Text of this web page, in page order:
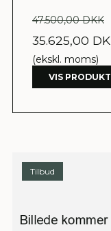
47.500,00 DKK
35.625,00
(ekskl. moms)
VIS PRODUKT
Tilbud